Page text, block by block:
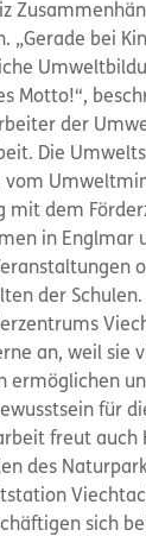
„Gerade bei
Motto!“,
der
Die
vom
mit dem
in Englmar
der
an, weil sie
ermöglichen
für
freut auch
des
sich